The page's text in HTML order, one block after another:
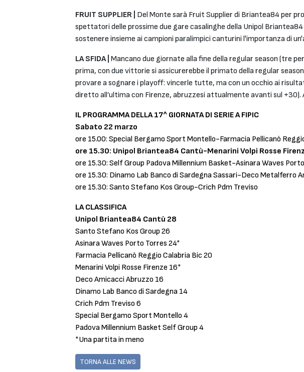
FRUIT SUPPLIER | Del Monte sarà Fruit Supplier di Briantea84 per
spettatori delle prossime due gare casalinghe della Unipol
sostenere insieme ai campioni paralimpici canturini l'importanza di
LA SFIDA | Mancano due giornate alla fine della regular season (tre
prima, con due vittorie si assicurerebbe il primato della regular
provare a sognare i playoff: vincerle tutte, ma con un occhio ai
diretto all’ultima con Firenze, abruzzesi attualmente avanti sul +30).
IL PROGRAMMA DELLA 17^ GIORNATA DI SERIE A FIPIC
Sabato 22 marzo
ore 15.00: Special Bergamo Sport Montello-Farmacia Pellicanò
ore 15.30: Unipol Briantea84 Cantù-Menarini Volpi Rosse
ore 15.30: Self Group Padova Millennium Basket-Asinara Waves
ore 15.30: Dinamo Lab Banco di Sardegna Sassari-Deco Metalferro
ore 15.30: Santo Stefano Kos Group-Crich Pdm Treviso
LA CLASSIFICA
Unipol Briantea84 Cantù 28
Santo Stefano Kos Group 26
Asinara Waves Porto Torres 24*
Farmacia Pellicanò Reggio Calabria Bic 20
Menarini Volpi Rosse Firenze 16*
Deco Amicacci Abruzzo 16
Dinamo Lab Banco di Sardegna 14
Crich Pdm Treviso 6
Special Bergamo Sport Montello 4
Padova Millennium Basket Self Group 4
*Una partita in meno
TORNA ALLE NEWS